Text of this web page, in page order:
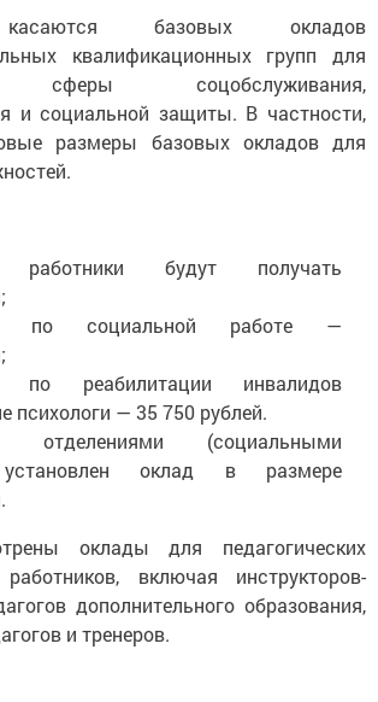
базовых окладов
квалификационных групп для
сферы соцобслуживания,
и социальной защиты. В частности,
размеры базовых окладов для
работники будут получать
по социальной работе —
по реабилитации инвалидов
психологи — 35 750 рублей.
отделениями (социальными
оклад в размере
оклады для педагогических
включая инструкторов-
дополнительного образования,
и тренеров.